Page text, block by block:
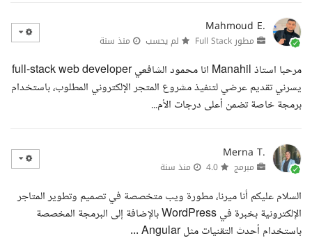
Mahmoud E.
مطور Full Stack لم يحسب منذ سنة
مرحبا استاذ Manahil انا محمود الشافعي full-stack web developer
يسرني تقديم عرضي لتنفيذ مشروع المتجر الإلكتروني المطلوب، باستخدام
برمجة خاصة تضمن أعلى درجات الأم...
Merna T.
مبرمج منذ سنة
السلام عليكم أنا ميرنا، مطورة ويب متخصصة في تصميم وتطوير المتاجر
الإلكترونية بخبرة في WordPress بالإضافة إلى البرمجة المخصصة
باستخدام أحدث التقنيات مثل Angular ...